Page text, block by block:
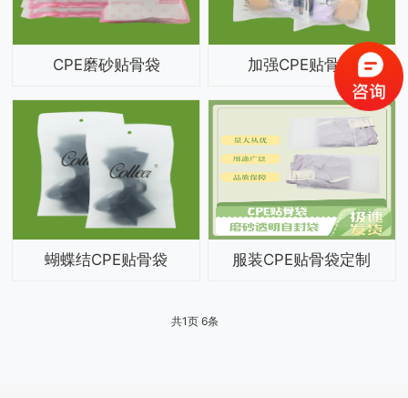
CPE磨砂贴骨袋 加强CPE贴骨袋
蝴蝶结CPE贴骨袋 服装CPE贴骨袋定制
共1页 6条